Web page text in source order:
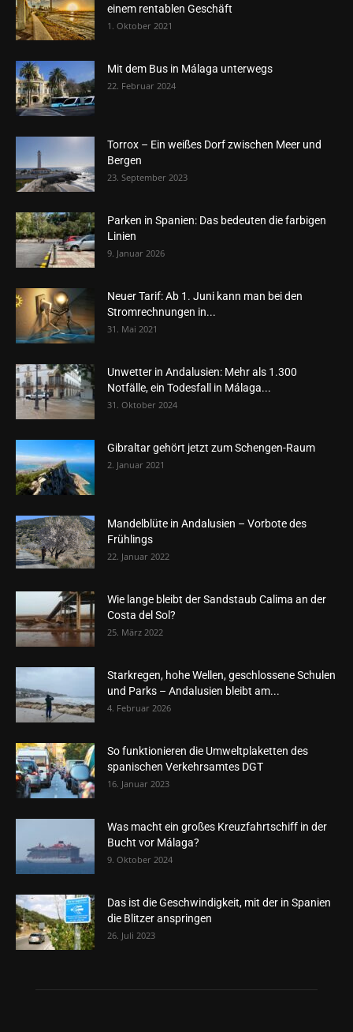
einem rentablen Geschäft
1. Oktober 2021
Mit dem Bus in Málaga unterwegs
22. Februar 2024
Torrox – Ein weißes Dorf zwischen Meer und
Bergen
23. September 2023
Parken in Spanien: Das bedeuten die farbigen
Linien
9. Januar 2026
Neuer Tarif: Ab 1. Juni kann man bei den
Stromrechnungen in...
31. Mai 2021
Unwetter in Andalusien: Mehr als 1.300
Notfälle, ein Todesfall in Málaga...
31. Oktober 2024
Gibraltar gehört jetzt zum Schengen-Raum
2. Januar 2021
Mandelblüte in Andalusien – Vorbote des
Frühlings
22. Januar 2022
Wie lange bleibt der Sandstaub Calima an der
Costa del Sol?
25. März 2022
Starkregen, hohe Wellen, geschlossene Schulen
und Parks – Andalusien bleibt am...
4. Februar 2026
So funktionieren die Umweltplaketten des
spanischen Verkehrsamtes DGT
16. Januar 2023
Was macht ein großes Kreuzfahrtschiff in der
Bucht vor Málaga?
9. Oktober 2024
Das ist die Geschwindigkeit, mit der in Spanien
die Blitzer anspringen
26. Juli 2023